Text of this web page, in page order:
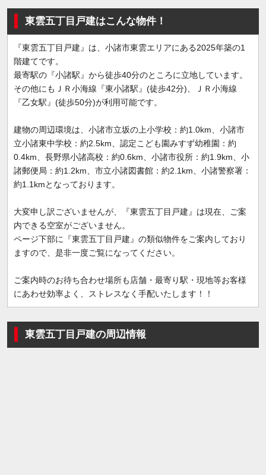
東雲五丁目戸建はこんな物件！
『東雲五丁目戸建』は、小諸市東雲エリアにある2025年築の1
階建てです。
最寄駅の『小諸駅』から徒歩40分のところに立地しています。
その他にもＪＲ小海線『東小諸駅』(徒歩42分)、ＪＲ小海線
『乙女駅』(徒歩50分)が利用可能です。
建物の周辺環境は、小諸市立坂の上小学校：約1.0km、小諸市
立小諸東中学校：約2.5km、認定こども園みすず幼稚園：約
0.4km、長野県小諸高校：約0.6km、小諸市役所：約1.9km、小
諸郵便局：約1.2km、市立小諸図書館：約2.1km、小諸警察署：
約1.1kmとなっております。
大変申し訳ございませんが、『東雲五丁目戸建』は現在、ご案
内できる空室がございません。
ページ下部に『東雲五丁目戸建』の類似物件をご案内しており
ますので、是非一度ご覧になってください。
ご案内時のお待ち合わせ場所も店舗・最寄り駅・現地等お客様
にあわせ効率よく、ストレスなく手配いたします！！
東雲五丁目戸建の周辺情報